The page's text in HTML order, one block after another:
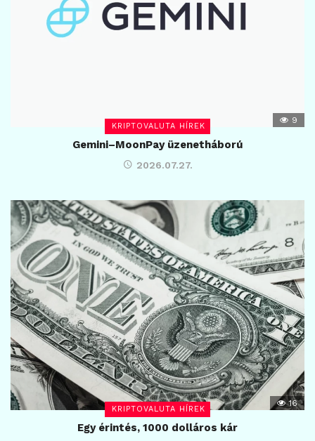
KRIPTOVALUTA HÍREK
9
Gemini–MoonPay üzenetháború
2026.07.27.
KRIPTOVALUTA HÍREK
16
Egy érintés, 1000 dolláros kár